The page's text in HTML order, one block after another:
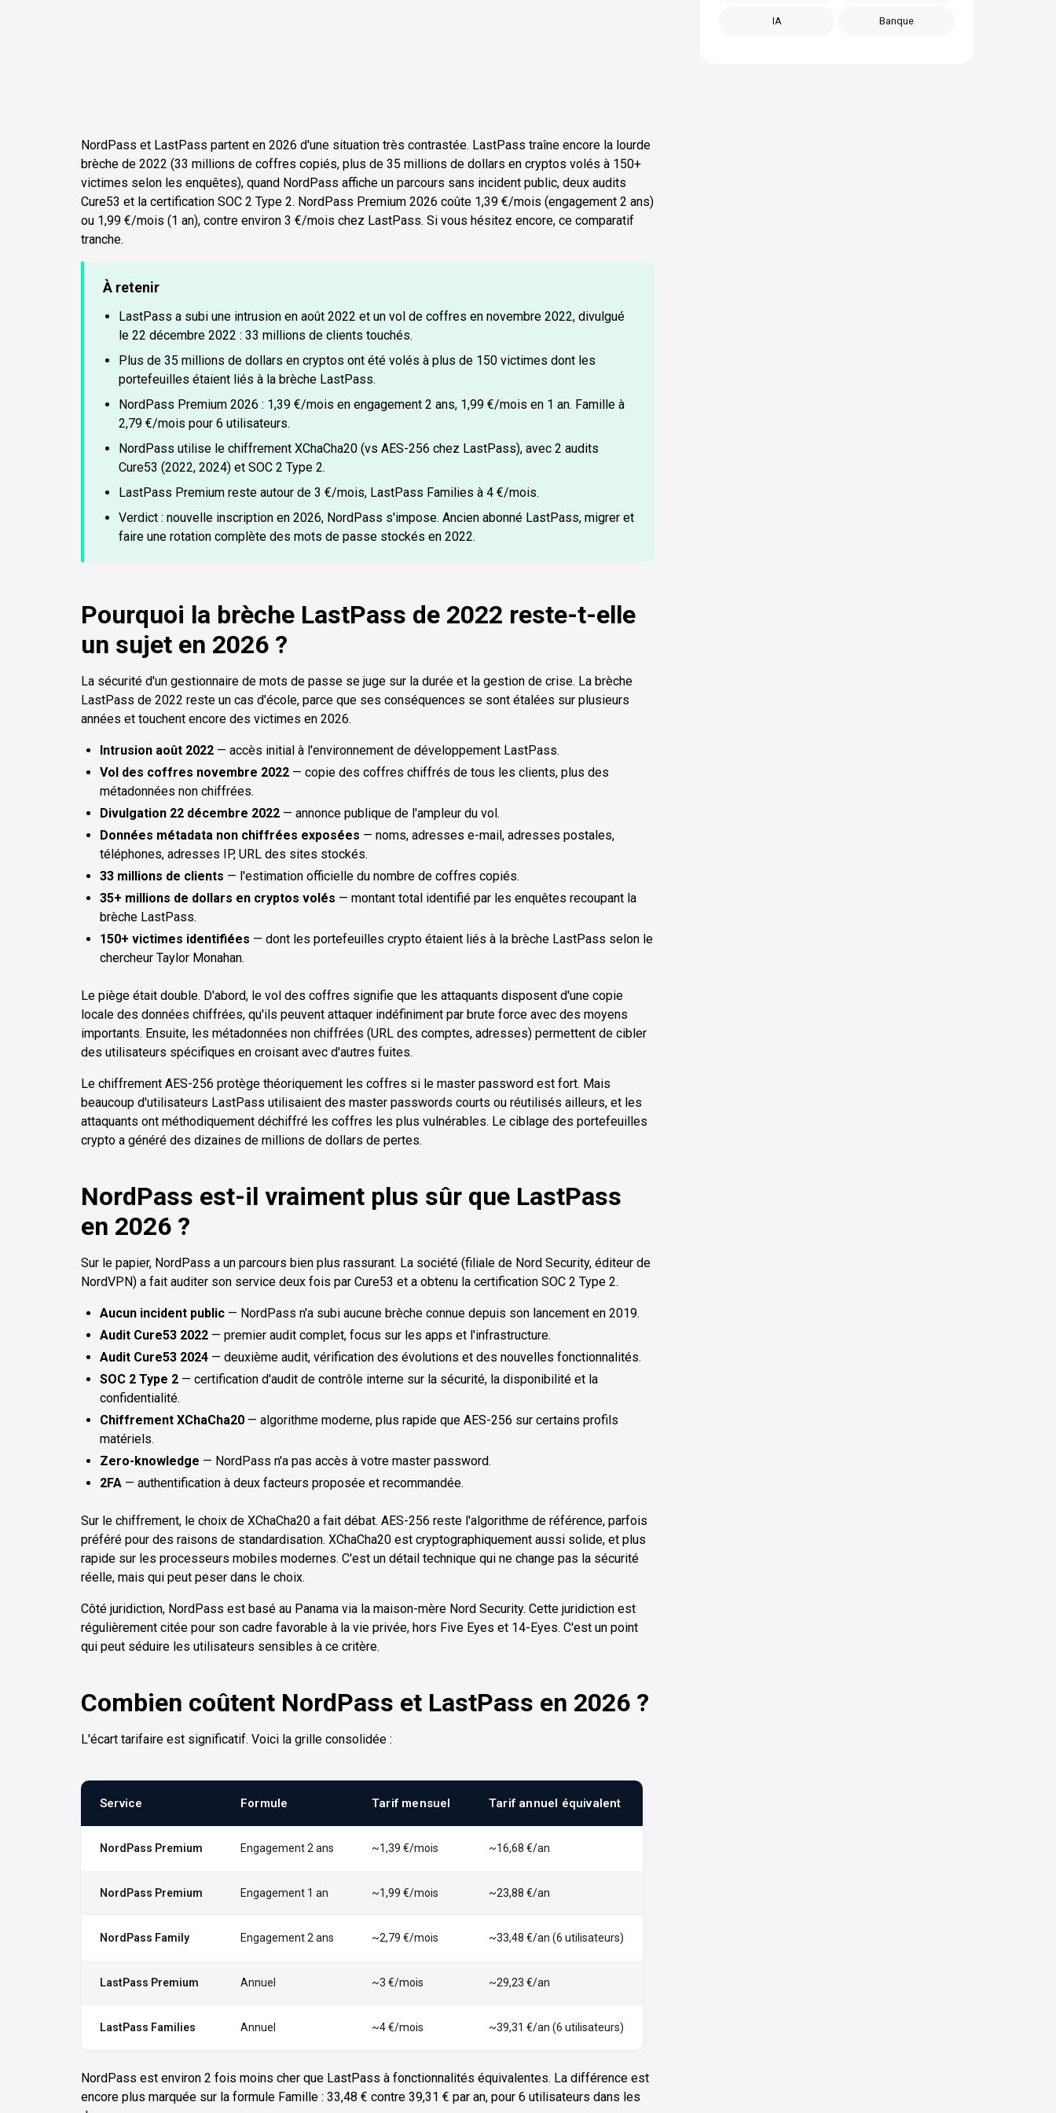
NordPass et LastPass partent en 2026 d'une situation très contrastée. LastPass traîne encore la lourde
brèche de 2022 (33 millions de coffres copiés, plus de 35 millions de dollars en cryptos volés à 150+
victimes selon les enquêtes), quand NordPass affiche un parcours sans incident public, deux audits
Cure53 et la certification SOC 2 Type 2. NordPass Premium 2026 coûte 1,39 €/mois (engagement 2 ans)
ou 1,99 €/mois (1 an), contre environ 3 €/mois chez LastPass. Si vous hésitez encore, ce comparatif
tranche.
À retenir
LastPass a subi une intrusion en août 2022 et un vol de coffres en novembre 2022, divulgué
le 22 décembre 2022 : 33 millions de clients touchés.
Plus de 35 millions de dollars en cryptos ont été volés à plus de 150 victimes dont les
portefeuilles étaient liés à la brèche LastPass.
NordPass Premium 2026 : 1,39 €/mois en engagement 2 ans, 1,99 €/mois en 1 an. Famille à
2,79 €/mois pour 6 utilisateurs.
NordPass utilise le chiffrement XChaCha20 (vs AES-256 chez LastPass), avec 2 audits
Cure53 (2022, 2024) et SOC 2 Type 2.
LastPass Premium reste autour de 3 €/mois, LastPass Families à 4 €/mois.
Verdict : nouvelle inscription en 2026, NordPass s'impose. Ancien abonné LastPass, migrer et
faire une rotation complète des mots de passe stockés en 2022.
Pourquoi la brèche LastPass de 2022 reste-t-elle
un sujet en 2026 ?
La sécurité d'un gestionnaire de mots de passe se juge sur la durée et la gestion de crise. La brèche
LastPass de 2022 reste un cas d'école, parce que ses conséquences se sont étalées sur plusieurs
années et touchent encore des victimes en 2026.
Intrusion août 2022 — accès initial à l'environnement de développement LastPass.
Vol des coffres novembre 2022 — copie des coffres chiffrés de tous les clients, plus des
métadonnées non chiffrées.
Divulgation 22 décembre 2022 — annonce publique de l'ampleur du vol.
Données métadata non chiffrées exposées — noms, adresses e-mail, adresses postales,
téléphones, adresses IP, URL des sites stockés.
33 millions de clients — l'estimation officielle du nombre de coffres copiés.
35+ millions de dollars en cryptos volés — montant total identifié par les enquêtes recoupant la
brèche LastPass.
150+ victimes identifiées — dont les portefeuilles crypto étaient liés à la brèche LastPass selon le
chercheur Taylor Monahan.
Le piège était double. D'abord, le vol des coffres signifie que les attaquants disposent d'une copie
locale des données chiffrées, qu'ils peuvent attaquer indéfiniment par brute force avec des moyens
importants. Ensuite, les métadonnées non chiffrées (URL des comptes, adresses) permettent de cibler
des utilisateurs spécifiques en croisant avec d'autres fuites.
Le chiffrement AES-256 protège théoriquement les coffres si le master password est fort. Mais
beaucoup d'utilisateurs LastPass utilisaient des master passwords courts ou réutilisés ailleurs, et les
attaquants ont méthodiquement déchiffré les coffres les plus vulnérables. Le ciblage des portefeuilles
crypto a généré des dizaines de millions de dollars de pertes.
NordPass est-il vraiment plus sûr que LastPass
en 2026 ?
Sur le papier, NordPass a un parcours bien plus rassurant. La société (filiale de Nord Security, éditeur de
NordVPN) a fait auditer son service deux fois par Cure53 et a obtenu la certification SOC 2 Type 2.
Aucun incident public — NordPass n'a subi aucune brèche connue depuis son lancement en 2019.
Audit Cure53 2022 — premier audit complet, focus sur les apps et l'infrastructure.
Audit Cure53 2024 — deuxième audit, vérification des évolutions et des nouvelles fonctionnalités.
SOC 2 Type 2 — certification d'audit de contrôle interne sur la sécurité, la disponibilité et la
confidentialité.
Chiffrement XChaCha20 — algorithme moderne, plus rapide que AES-256 sur certains profils
matériels.
Zero-knowledge — NordPass n'a pas accès à votre master password.
2FA — authentification à deux facteurs proposée et recommandée.
Sur le chiffrement, le choix de XChaCha20 a fait débat. AES-256 reste l'algorithme de référence, parfois
préféré pour des raisons de standardisation. XChaCha20 est cryptographiquement aussi solide, et plus
rapide sur les processeurs mobiles modernes. C'est un détail technique qui ne change pas la sécurité
réelle, mais qui peut peser dans le choix.
Côté juridiction, NordPass est basé au Panama via la maison-mère Nord Security. Cette juridiction est
régulièrement citée pour son cadre favorable à la vie privée, hors Five Eyes et 14-Eyes. C'est un point
qui peut séduire les utilisateurs sensibles à ce critère.
Combien coûtent NordPass et LastPass en 2026 ?
L'écart tarifaire est significatif. Voici la grille consolidée :
Service Formule Tarif mensuel Tarif annuel équivalent
NordPass Premium Engagement 2 ans ~1,39 €/mois ~16,68 €/an
NordPass Premium Engagement 1 an ~1,99 €/mois ~23,88 €/an
NordPass Family Engagement 2 ans ~2,79 €/mois ~33,48 €/an (6 utilisateurs)
LastPass Premium Annuel ~3 €/mois ~29,23 €/an
LastPass Families Annuel ~4 €/mois ~39,31 €/an (6 utilisateurs)
NordPass est environ 2 fois moins cher que LastPass à fonctionnalités équivalentes. La différence est
encore plus marquée sur la formule Famille : 33,48 € contre 39,31 € par an, pour 6 utilisateurs dans les
IA Banque